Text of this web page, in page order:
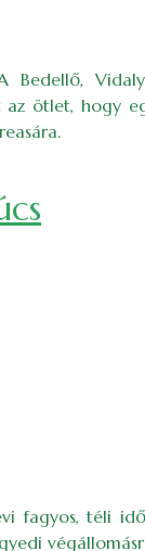
ötlet, hogy
fagyos, téli